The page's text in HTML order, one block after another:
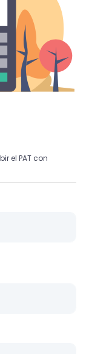
el PAT con